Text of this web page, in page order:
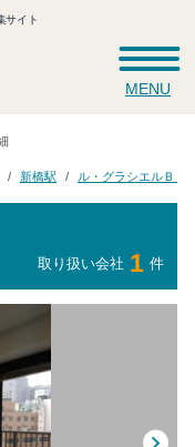
サイト
MENU
新橋駅 ル・グラシエルＢＬ
取り扱い会社 1 件